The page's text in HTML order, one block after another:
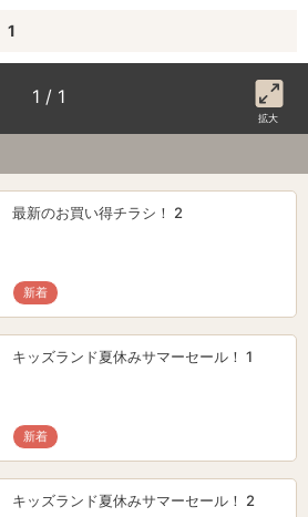
1
1 / 1
拡大
最新のお買い得チラシ！ 2
新着
キッズランド夏休みサマーセール！ 1
新着
キッズランド夏休みサマーセール！ 2